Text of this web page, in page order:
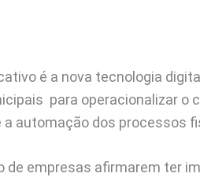
é a nova tecnologia
para operacionalizar o
automação dos processos
de empresas afirmarem ter